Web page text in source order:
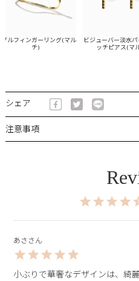
フィンガーリング(マル
チ)
ビジューバー淡水パー
ッチピアス(マル
シェア
注意事項
あさ
小ぶりで華奢なデザインは、綺